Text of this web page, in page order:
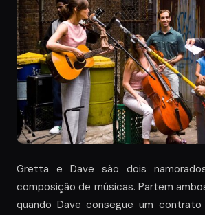
Gretta e Dave são dois
composição de músicas. Partem
quando Dave consegue um